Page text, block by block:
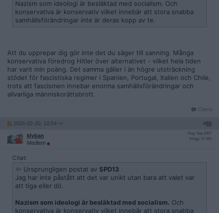
åtalades för att faktiskt ha begått brott så var det helt
plötsligt fel och korrupt att ställa politiska motståndare inför
rätta.
människor, men när Donald Trumps administration består av
TV-personligheter, superrika donatorer till hans politiska
kampanj, gamla vänner och affärsbekanta som till 90% är
totalt okvalificerade för sina jobb så är det plötsligt inte
längre några problem.
pengar måste kastas ut ur Washington, men när Donald
Trump har bevisat sig vara den mesta korrupta presidenten i
historien genom att bl.a ha tagit emot över 1 miljard dollar i
mutor (helt öppet dessutom) så är det plötsligt inte längre
De har länge skrikit om att politiker som utnyttjar sin ställning
för att öka sin personliga förmögenhet misstänksamt mycket
måste kastas ut ur Washington, men när Donald Trump gör
fördubblat sin redan enorma förmögenhet sedan han åter
tillträdde som president så är det plötsligt inte längre några
Nazism som ideologi är besläktad med socialism. Och
konservativa är konservativ vilket innebär att stora snabba
samhällsförändringar inte är deras kopp av te.
Att du upprepar dig gör inte det du säger till sanning. Många
konservativa föredrog Hitler över alternativet - vilket hela tiden
har varit min poäng. Det samma gäller i än högre utsträckning
stödet för fascistiska regimer i Spanien, Portugal, Italien och Chile,
trots att fascismen innebar enorma samhällsförändringar och
allvarliga människorättsbrott.
Citera
2026-02-20, 10:54 #65
klyban
Medlem
Reg: Sep 2007
Inlägg: 57 681
Citat:
Ursprungligen postat av SPD13
Jag har inte påstått att det var unikt utan bara att valet var
att tiga eller dö.
Nazism som ideologi är besläktad med socialism. Och
konservativa är konservativ vilket innebär att stora snabba